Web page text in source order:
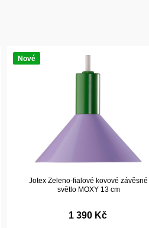
Nové
Jotex Zeleno-fialové kovové závěsné
světlo MOXY 13 cm
1 390 Kč